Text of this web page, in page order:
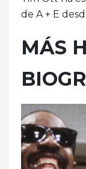
de A + E
MÁS